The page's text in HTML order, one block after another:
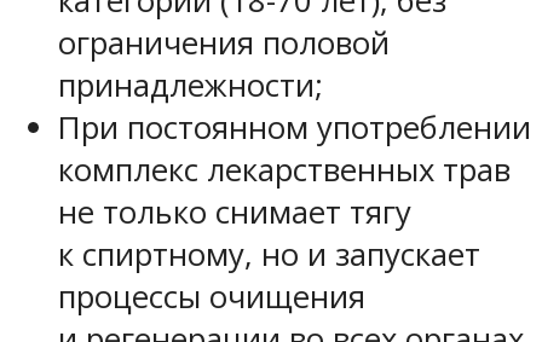
ограничения половой
принадлежности;
При постоянном употреблении
комплекс лекарственных трав
не только снимает тягу
к спиртному, но и запускает
процессы очищения